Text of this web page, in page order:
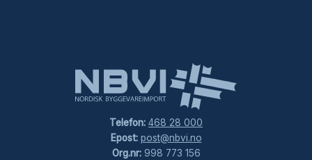
Telefon: 468 28 000
Epost: post@nbvi.no
Org.nr:998 773 156